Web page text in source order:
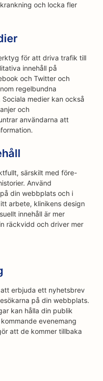
och locka fler
för att driva trafik till
innehåll på
och Twitter och
regelbundna
medier kan också
och
användarna att
särskilt med före-
Använd
din webbplats och i
arbete, klinikens design
innehåll är mer
räckvidd och driver mer
erbjuda ett nyhetsbrev
på din webbplats.
kan hålla din publik
evenemang
att de kommer tillbaka